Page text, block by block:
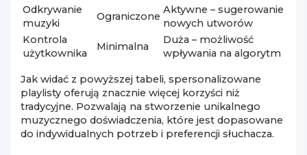
Odkrywanie
muzyki
Ograniczone
Aktywne – sugerowanie
nowych utworów
Kontrola
użytkownika
Minimalna
Duża – możliwość
wpływania na algorytm
Jak widać z powyższej tabeli, spersonalizowane
playlisty oferują znacznie więcej korzyści niż
tradycyjne. Pozwalają na stworzenie unikalnego
muzycznego doświadczenia, które jest dopasowane
do indywidualnych potrzeb i preferencji słuchacza.